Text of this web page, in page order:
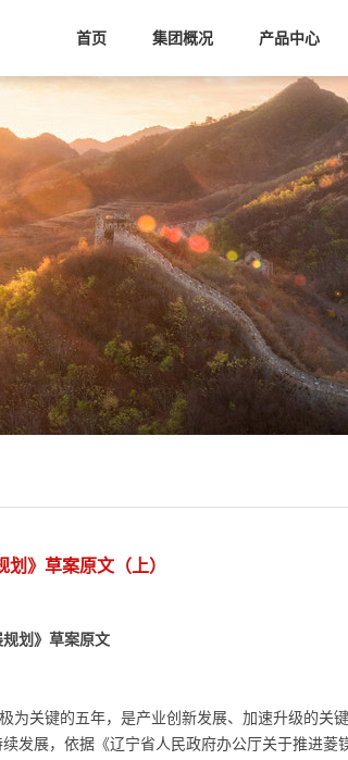
首页 集团概况 产品中心
划》草案原文（上）
划》草案原文
为关键的五年，是产业创新发展、加速升级的关
发展，依据《辽宁省人民政府办公厅关于推进菱